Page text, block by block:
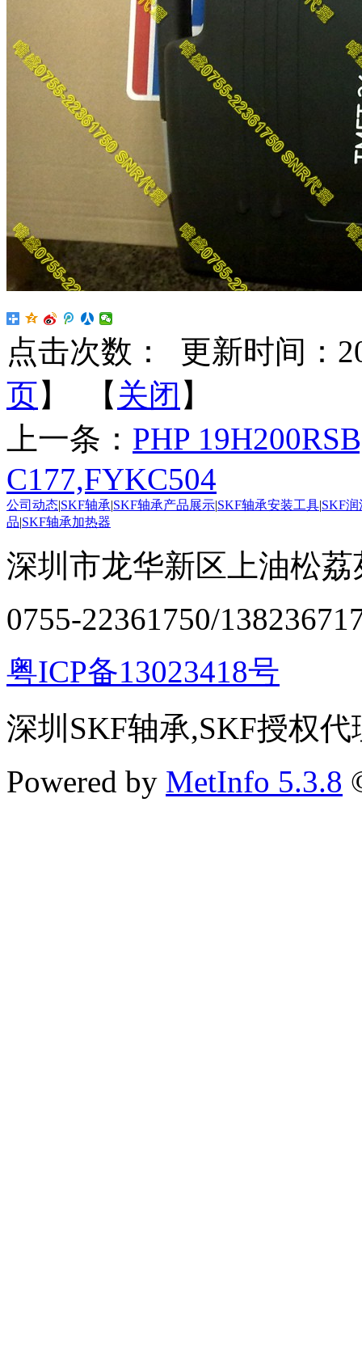
点击次数：
更新时间：
页】 【 关闭 】
上一条： PHP
C177,FYKC504
公司动态|SKF轴承|SKF轴承产品展示|SKF轴承安装工具|SKF
品|SKF轴承加热器
深圳市龙华新区上油松
0755-22361750/
粤ICP备13023418号
深圳SKF轴承,SKF授权
Powered by MetInfo 5.3.8